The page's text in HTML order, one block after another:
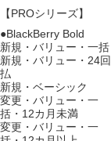
【PROシリーズ】
●BlackBerry Bold
新規・バリュー・一括
新規・バリュー・24回
払
新規・ベーシック
変更・バリュー・一
括・12カ月未満
変更・バリュー・一